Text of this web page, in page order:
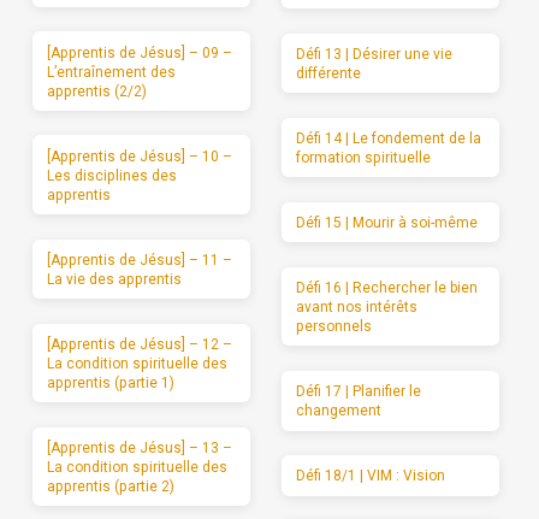
[Apprentis de Jésus] – 09 –
L’entraînement des
apprentis (2/2)
[Apprentis de Jésus] – 10 –
Les disciplines des
apprentis
[Apprentis de Jésus] – 11 –
La vie des apprentis
[Apprentis de Jésus] – 12 –
La condition spirituelle des
apprentis (partie 1)
[Apprentis de Jésus] – 13 –
La condition spirituelle des
apprentis (partie 2)
Défi 13 | Désirer une vie
différente
Défi 14 | Le fondement de la
formation spirituelle
Défi 15 | Mourir à soi-même
Défi 16 | Rechercher le bien
avant nos intérêts
personnels
Défi 17 | Planifier le
changement
Défi 18/1 | VIM : Vision